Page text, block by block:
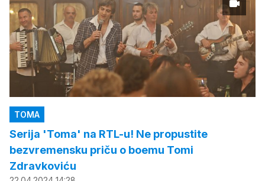
TOMA
Serija 'Toma' na RTL-u! Ne propustite
bezvremensku priču o boemu Tomi
Zdravkoviću